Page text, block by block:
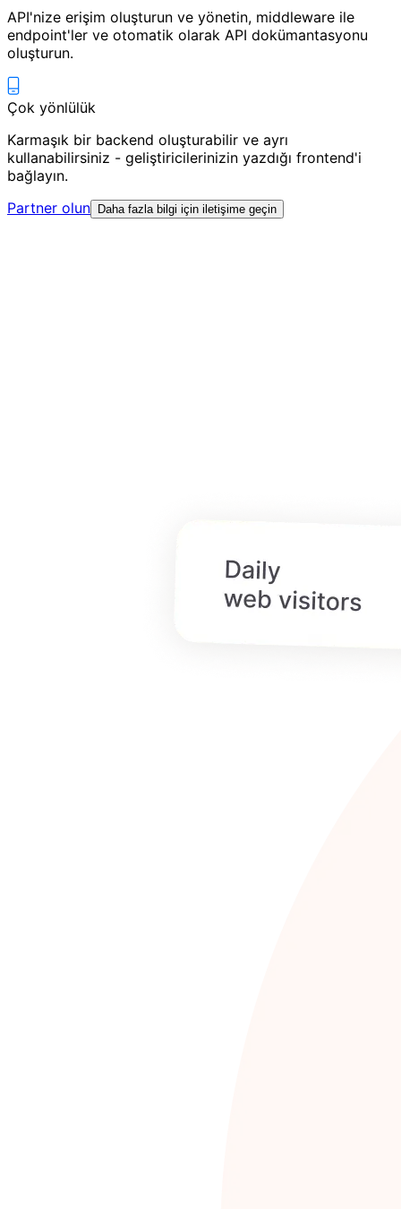
API'nize erişim oluşturun ve yönetin, middleware ile
endpoint'ler ve otomatik olarak API dokümantasyonu
oluşturun.
Çok yönlülük
Karmaşık bir backend oluşturabilir ve ayrı
kullanabilirsiniz - geliştiricilerinizin yazdığı frontend'i
bağlayın.
Partner olun
Daha fazla bilgi için iletişime geçin